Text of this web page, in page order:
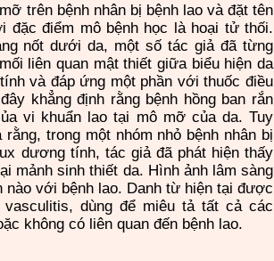
trên bệnh nhân bị bệnh lao và đặt tên
đặc điểm mô bệnh học là hoại tử thối.
nốt dưới da, một số tác giả đã từng
liên quan mật thiết giữa biểu hiện da
và đáp ứng một phần với thuốc điều
khẳng định rằng bệnh hồng ban rắn
vi khuẩn lao tại mô mỡ của da. Tuy
trong một nhóm nhỏ bệnh nhân bị
dương tính, tác giả đã phát hiện thấy
mảnh sinh thiết da. Hình ảnh lâm sàng
với bệnh lao. Danh từ hiện tại được
dùng để miêu tả tất cảcác
không có liên quan đến bệnh lao.